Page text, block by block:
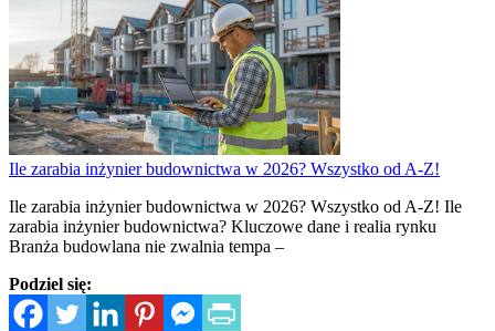
Ile zarabia inżynier budownictwa w 2026? Wszystko od A-Z!
Ile zarabia inżynier budownictwa w 2026? Wszystko od A-Z! Ile
zarabia inżynier budownictwa? Kluczowe dane i realia rynku
Branża budowlana nie zwalnia tempa –
Podziel się: